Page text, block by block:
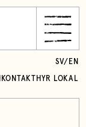
KONTAKT HYR LOKAL
SV/ EN